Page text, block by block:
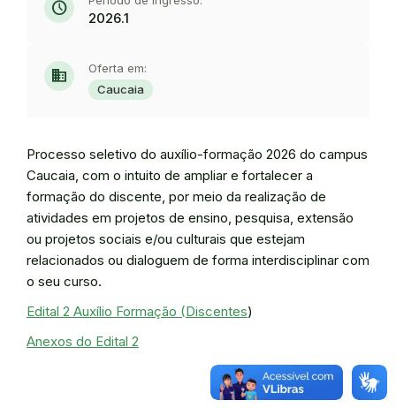
schedule 2026.1
domain
Oferta em:
Caucaia
Processo seletivo do auxílio-formação 2026 do campus
Caucaia, com o intuito de ampliar e fortalecer a
formação do discente, por meio da realização de
atividades em projetos de ensino, pesquisa, extensão
ou projetos sociais e/ou culturais que estejam
relacionados ou dialoguem de forma interdisciplinar com
o seu curso.
Edital 2 Auxílio Formação (Discentes)
Anexos do Edital 2